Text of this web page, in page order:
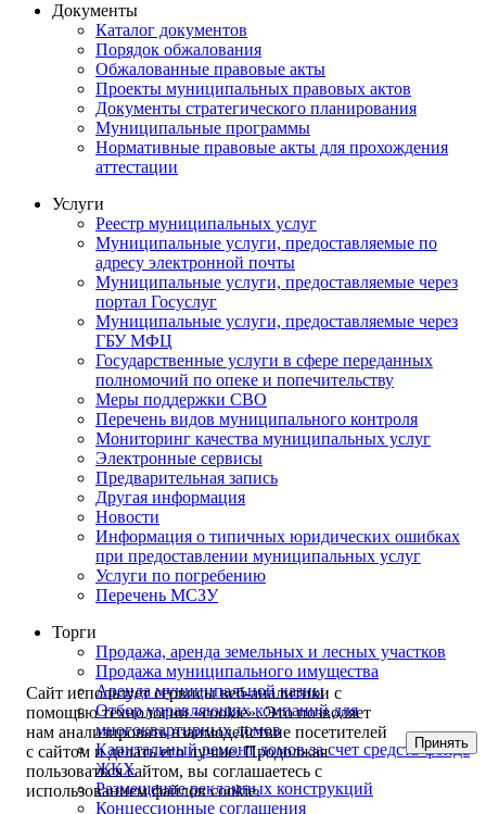
Документы
Каталог документов
Порядок обжалования
Обжалованные правовые акты
Проекты муниципальных правовых актов
Документы стратегического планирования
Муниципальные программы
Нормативные правовые акты для прохождения
аттестации
Услуги
Реестр муниципальных услуг
Муниципальные услуги, предоставляемые по
адресу электронной почты
Муниципальные услуги, предоставляемые через
портал Госуслуг
Муниципальные услуги, предоставляемые через
ГБУ МФЦ
Государственные услуги в сфере переданных
полномочий по опеке и попечительству
Меры поддержки СВО
Перечень видов муниципального контроля
Мониторинг качества муниципальных услуг
Электронные сервисы
Предварительная запись
Другая информация
Новости
Информация о типичных юридических ошибках
при предоставлении муниципальных услуг
Услуги по погребению
Перечень МСЗУ
Торги
Продажа, аренда земельных и лесных участков
Продажа муниципального имущества
Аренда муниципальной казны
Отбор управляющих компаний для
многоквартирных домов
Капитальный ремонт домов за счет средств фонда
ЖКХ
Размещение рекламных конструкций
Концессионные соглашения
Сайт использует сервисы веб-аналитики с
помощью технологии «cookie». Это позволяет
нам анализировать взаимодействие посетителей
с сайтом и делать его лучше. Продолжая
пользоваться сайтом, вы соглашаетесь с
использованием файлов cookie.
Принять